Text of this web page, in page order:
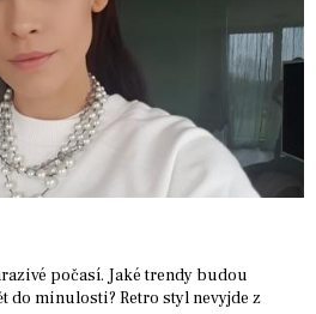
počasí. Jaké trendy budou
do minulosti? Retro styl nevyjde z